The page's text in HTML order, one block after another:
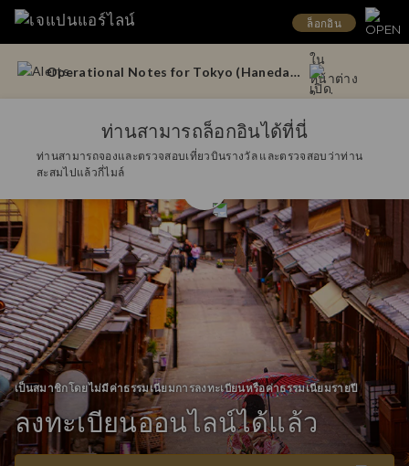
ล็อกอิน
Operational Notes for Tokyo (Haneda) – Doha Flights
Updates to the Handling of Power Banks Onboard Aircraft (From April 24, 2026)
Operational Notes for Tokyo (Haneda) – Doha Flights
ท่านสามารถล็อกอินได้ที่นี่
ท่านสามารถจองและตรวจสอบเที่ยวบินรางวัล และตรวจสอบว่าท่าน
สะสมไปแล้วกี่ไมล์
เป็นสมาชิกโดยไม่มีค่าธรรมเนียมการลงทะเบียนหรือค่าธรรมเนียมรายปี
ลงทะเบียนออนไลน์ได้แล้ว